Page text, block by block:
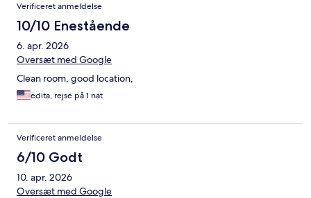
Verificeret anmeldelse
10/10 Enestående
6. apr. 2026
Oversæt med Google
Clean room, good location,
edita, rejse på 1 nat
Verificeret anmeldelse
6/10 Godt
10. apr. 2026
Oversæt med Google